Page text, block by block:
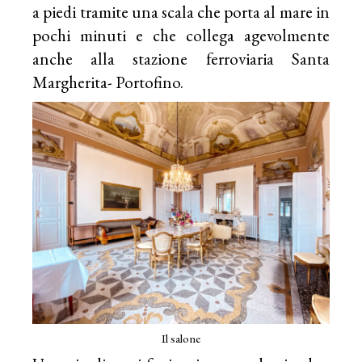
a piedi tramite una scala che porta al mare in
pochi minuti e che collega agevolmente
anche alla stazione ferroviaria Santa
Margherita- Portofino.
Il salone